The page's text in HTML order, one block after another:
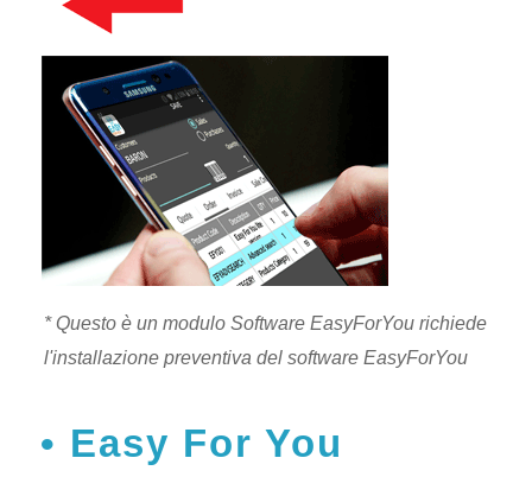
* Questo è un modulo Software EasyForYou richiede
l'installazione preventiva del software EasyForYou
Easy For You